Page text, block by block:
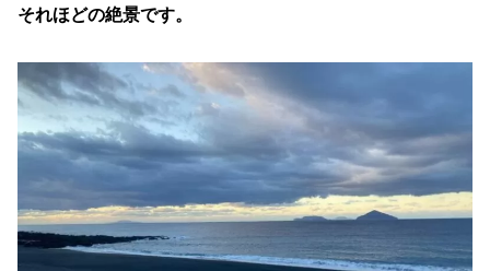
それほどの絶景です。